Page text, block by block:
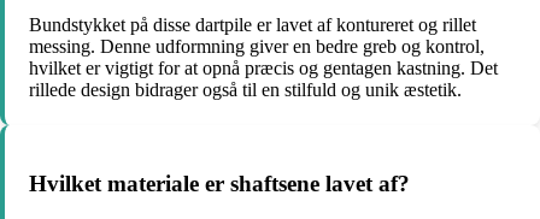
Bundstykket på disse dartpile er lavet af kontureret og rillet
messing. Denne udformning giver en bedre greb og kontrol,
hvilket er vigtigt for at opnå præcis og gentagen kastning. Det
rillede design bidrager også til en stilfuld og unik æstetik.
Hvilket materiale er shaftsene lavet af?